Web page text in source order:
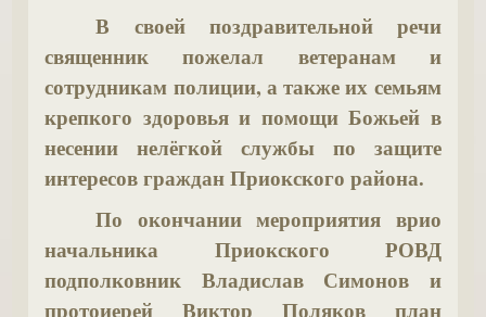
В своей поздравительной речи
священник пожелал ветеранам и
сотрудникам полиции, а также их семьям
крепкого здоровья и помощи Божьей в
несении нелёгкой службы по защите
интересов граждан Приокского района.
По окончании мероприятия врио
начальника Приокского РОВД
подполковник Владислав Симонов и
протоиерей Виктор Поляков план